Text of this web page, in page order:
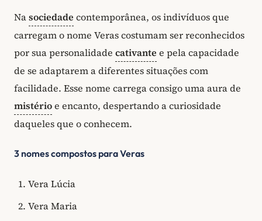
Nasociedade contemporânea, os indivíduos que
carregam o nome Veras costumam ser reconhecidos
por sua personalidade cativante e pela capacidade
de se adaptarem a diferentes situações com
facilidade. Esse nome carrega consigo uma aura de
mistérioe encanto, despertando a curiosidade
daqueles que o conhecem.
3 nomes compostos para Veras
Vera Lúcia
Vera Maria